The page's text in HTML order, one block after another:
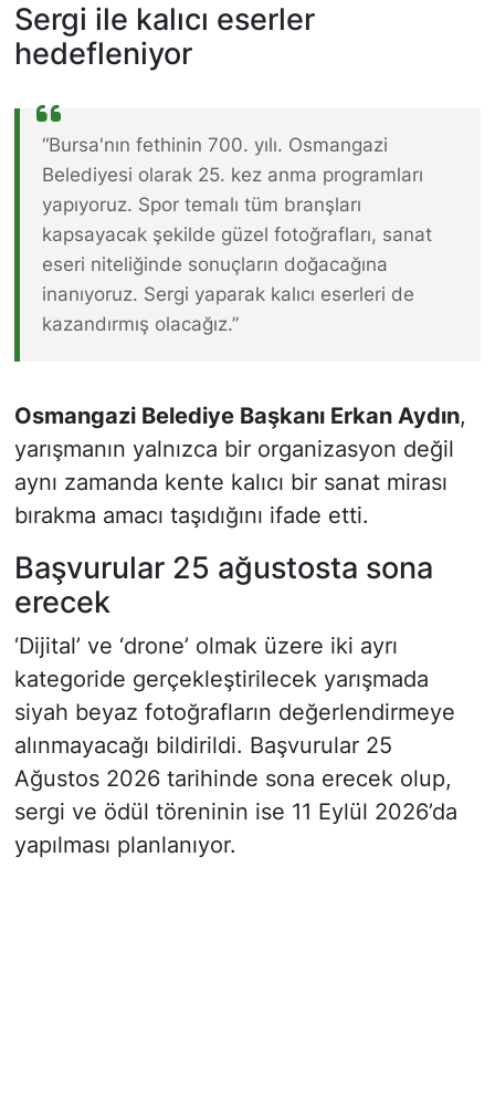
Sergi ile kalıcı eserler
hedefleniyor
“Bursa'nın fethinin 700. yılı. Osmangazi
Belediyesi olarak 25. kez anma programları
yapıyoruz. Spor temalı tüm branşları
kapsayacak şekilde güzel fotoğrafları, sanat
eseri niteliğinde sonuçların doğacağına
inanıyoruz. Sergi yaparak kalıcı eserleri de
kazandırmış olacağız.”
Osmangazi Belediye Başkanı Erkan Aydın,
yarışmanın yalnızca bir organizasyon değil
aynı zamanda kente kalıcı bir sanat mirası
bırakma amacı taşıdığını ifade etti.
Başvurular 25 ağustosta sona
erecek
‘Dijital’ ve ‘drone’ olmak üzere iki ayrı
kategoride gerçekleştirilecek yarışmada
siyah beyaz fotoğrafların değerlendirmeye
alınmayacağı bildirildi. Başvurular 25
Ağustos 2026 tarihinde sona erecek olup,
sergi ve ödül töreninin ise 11 Eylül 2026’da
yapılması planlanıyor.